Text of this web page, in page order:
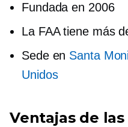
Fundada en 2006
La FAA tiene más
Sede en Santa
Unidos
Ventajas de